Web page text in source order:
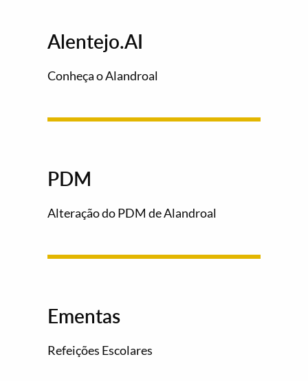
Alentejo.AI
Conheça o Alandroal
PDM
Alteração do PDM de Alandroal
Ementas
Refeições Escolares